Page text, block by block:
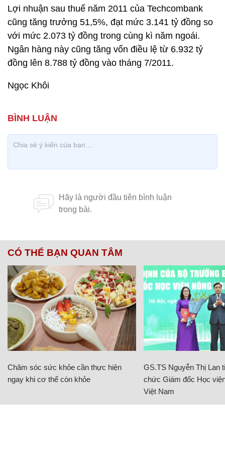
Lợi nhuận sau thuế năm 2011 của Techcombank
cũng tăng trưởng 51,5%, đạt mức 3.141 tỷ đồng so
với mức 2.073 tỷ đồng trong cùng kì năm ngoái.
Ngân hàng này cũng tăng vốn điều lệ từ 6.932 tỷ
đồng lên 8.788 tỷ đồng vào tháng 7/2011.
Ngọc Khôi
CÓ THỂ BẠN QUAN TÂM
Chăm sóc sức khỏe cần thực hiện
ngay khi cơ thể còn khỏe
GS.TS Nguyễn Thị Lan
chức Giám đốc Học
Việt Nam